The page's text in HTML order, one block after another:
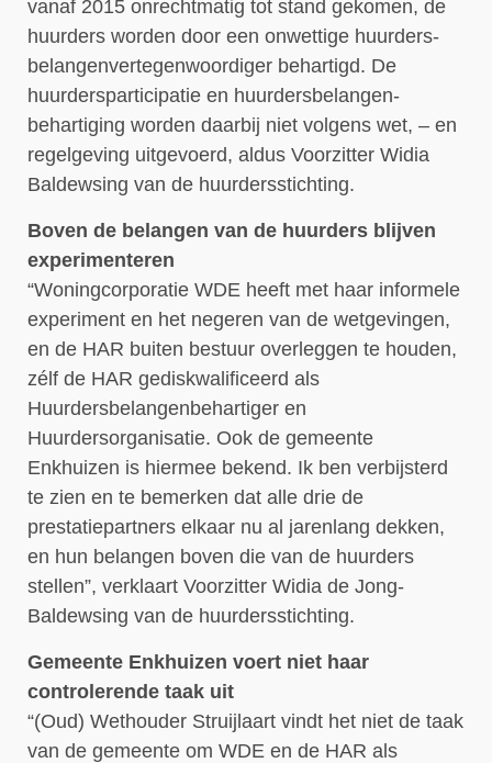
vanaf 2015 onrechtmatig tot stand gekomen, de
huurders worden door een onwettige huurders-
belangenvertegenwoordiger behartigd. De
huurdersparticipatie en huurdersbelangen-
behartiging worden daarbij niet volgens wet, – en
regelgeving uitgevoerd, aldus Voorzitter Widia
Baldewsing van de huurdersstichting.
Boven de belangen van de huurders blijven
experimenteren
“Woningcorporatie WDE heeft met haar informele
experiment en het negeren van de wetgevingen,
en de HAR buiten bestuur overleggen te houden,
zélf de HAR gediskwalificeerd als
Huurdersbelangenbehartiger en
Huurdersorganisatie. Ook de gemeente
Enkhuizen is hiermee bekend. Ik ben verbijsterd
te zien en te bemerken dat alle drie de
prestatiepartners elkaar nu al jarenlang dekken,
en hun belangen boven die van de huurders
stellen”, verklaart Voorzitter Widia de Jong-
Baldewsing van de huurdersstichting.
Gemeente Enkhuizen voert niet haar
controlerende taak uit
“(Oud) Wethouder Struijlaart vindt het niet de taak
van de gemeente om WDE en de HAR als